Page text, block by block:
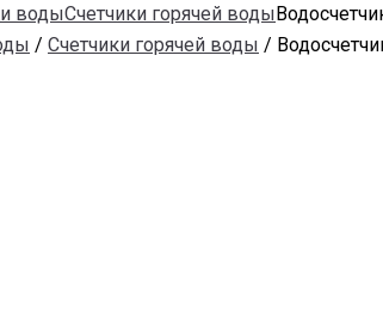
водыСчетчики горячей воды
/ Счетчики горячей воды /